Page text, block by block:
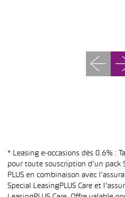
* Leasing e-occasions dès 0.6% :
pour toute souscription d’un pack
PLUS en combinaison avec
Special LeasingPLUS Care et